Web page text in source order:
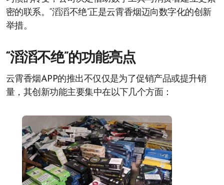
密的联系。“滔滔不绝”正是云霄香烟迈向数字化的创新
举措。
“滔滔不绝”的功能亮点
云霄香烟APP的推出不仅仅是为了促销产品或提升销
量，其创新功能主要集中在以下几个方面：